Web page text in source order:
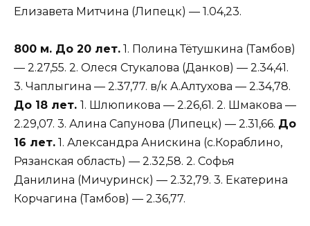
Елизавета Митчина (Липецк) — 1.04,23.
800 м. До 20 лет. 1. Полина Тётушкина (Тамбов)
— 2.27,55. 2. Олеся Стукалова (Данков) — 2.34,41.
3. Чаплыгина — 2.37,77. в/к А.Алтухова — 2.34,78.
До 18 лет. 1. Шлюпикова — 2.26,61. 2. Шмакова —
2.29,07. 3. Алина Сапунова (Липецк) — 2.31,66. До
16 лет. 1. Александра Анискина (с.Кораблино,
Рязанская область) — 2.32,58. 2. Софья
Данилина (Мичуринск) — 2.32,79. 3. Екатерина
Корчагина (Тамбов) — 2.36,77.